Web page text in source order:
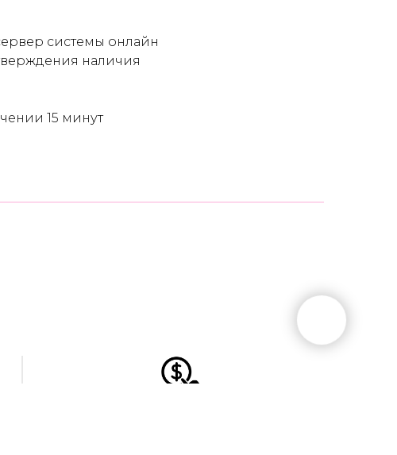
системы онлайн
наличия
15 минут